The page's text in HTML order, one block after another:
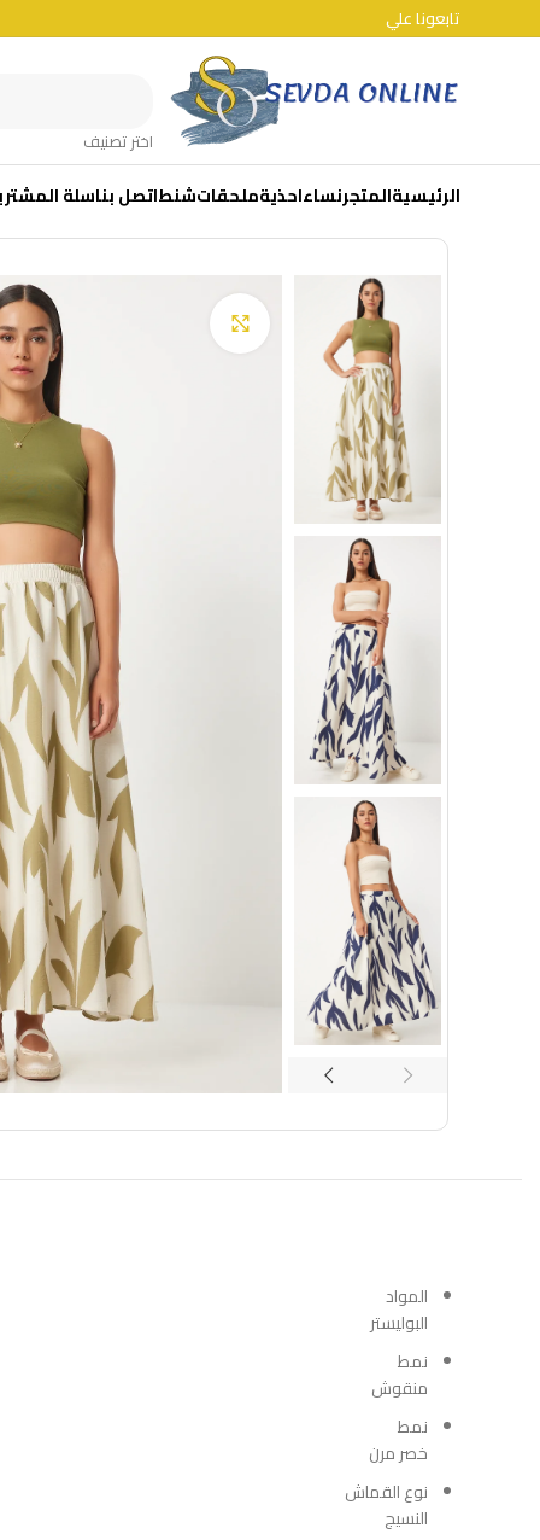
تابعونا علي
اختر تصنيف
الرئيسيةالمتجرنساءاحذيةملحقاتشنطاتصل بناسلة
المواد
البوليستر
نمط
منقوش
نمط
خصر مرن
نوع القماش
النسيج